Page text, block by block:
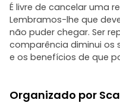
É livre de cancelar uma
Lembramos-lhe que
não puder chegar. Ser
comparência diminui os
e os benefícios de que
Organizado por